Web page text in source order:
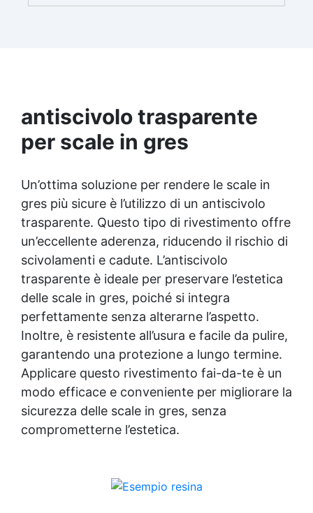
esperienza, con assistenza video/telefonica
resistenti nel tempo: le resine ad alta
tecnologia garantiscono resistenza all'usura e
stabilità del colore negli anni
antiscivolo trasparente
per scale in gres
Un’ottima soluzione per rendere le scale in
gres più sicure è l’utilizzo di un antiscivolo
trasparente. Questo tipo di rivestimento offre
un’eccellente aderenza, riducendo il rischio di
scivolamenti e cadute. L’antiscivolo
trasparente è ideale per preservare l’estetica
delle scale in gres, poiché si integra
perfettamente senza alterarne l’aspetto.
Inoltre, è resistente all’usura e facile da pulire,
garantendo una protezione a lungo termine.
Applicare questo rivestimento fai-da-te è un
modo efficace e conveniente per migliorare la
sicurezza delle scale in gres, senza
comprometterne l’estetica.